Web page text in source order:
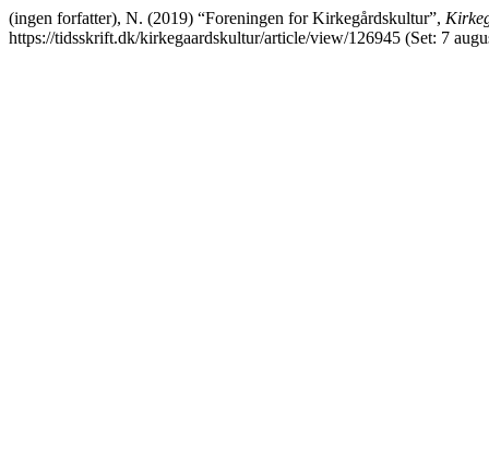
(ingen forfatter), N. (2019) “Foreningen for Kirkegårdskultur”,
https://tidsskrift.dk/kirkegaardskultur/article/view/126945 (Set: 7